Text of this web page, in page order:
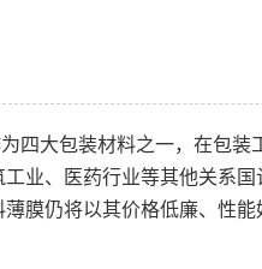
四大包装材料之一，在包
业、医药行业等其他关系
膜仍将以其价格低廉、性能